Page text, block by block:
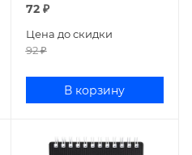
72₽
Цена до скидки
92₽
В корзину